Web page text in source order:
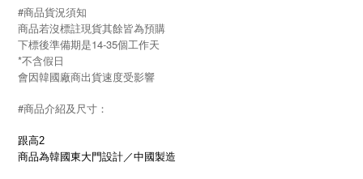
#商品貨況須知
商品若沒標註現貨其餘皆為預購
下標後準備期是14-35個工作天
*不含假日
會因韓國廠商出貨速度受影響
#商品介紹及尺寸：
跟高2
商品為韓國東大門設計／中國製造